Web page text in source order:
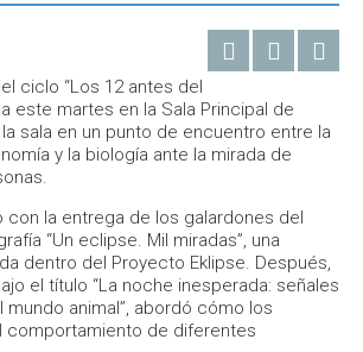
ciclo “Los 12 antes del
este martes en la Sala Principal de
sala en un punto de encuentro entre la
y la biología ante la mirada de
con la entrega de los galardones del
“Un eclipse. Mil miradas”, una
dentro del Proyecto Eklipse. Después,
el título “La noche inesperada: señales
animal”, abordó cómo los
comportamiento de diferentes